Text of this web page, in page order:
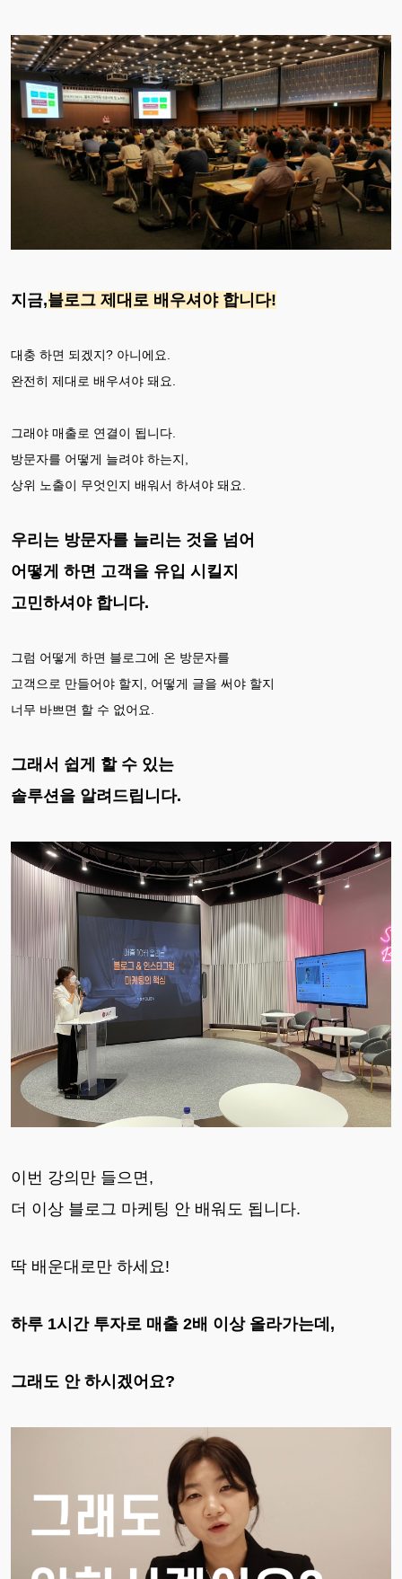
지금,블로그 제대로 배우셔야 합니다!
대충 하면 되겠지? 아니에요.
완전히 제대로 배우셔야 돼요.
그래야 매출로 연결이 됩니다.
방문자를 어떻게 늘려야 하는지,
상위 노출이 무엇인지 배워서 하셔야 돼요.
우리는 방문자를 늘리는 것을 넘어
어떻게 하면 고객을 유입 시킬지
고민하셔야 합니다.
그럼 어떻게 하면 블로그에 온 방문자를
고객으로 만들어야 할지, 어떻게 글을 써야 할지
너무 바쁘면 할 수 없어요.
그래서 쉽게 할 수 있는
솔루션을 알려드립니다.
이번 강의만 들으면,
더 이상 블로그 마케팅 안 배워도 됩니다.
딱 배운대로만 하세요!
하루 1시간 투자로 매출 2배 이상 올라가는데,
그래도 안 하시겠어요?